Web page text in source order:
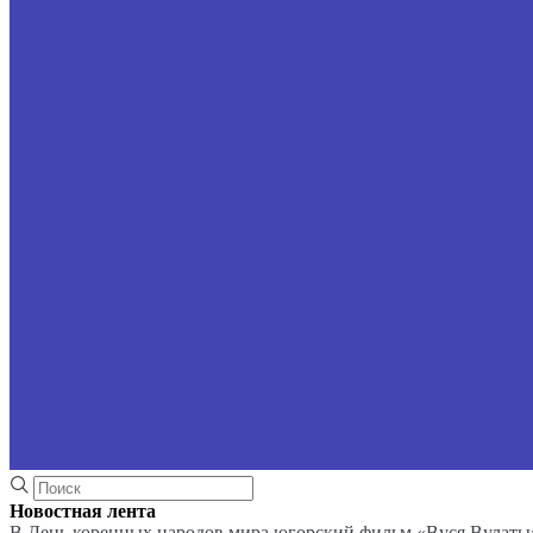
Новостная лента